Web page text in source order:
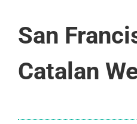
San
Catalan